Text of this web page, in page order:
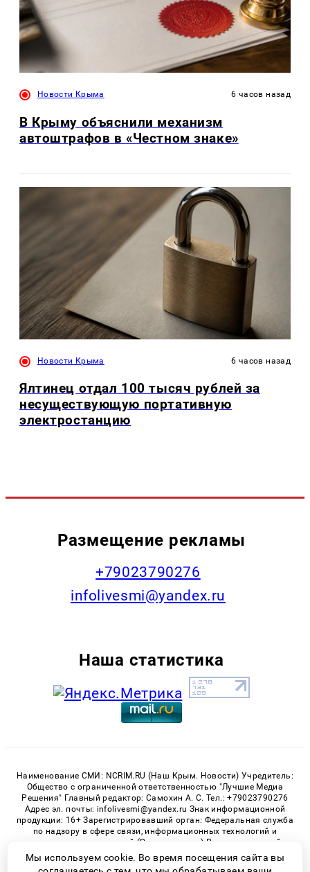
Новости Крыма 6 часов назад
В Крыму объяснили механизм
автоштрафов в «Честном знаке»
Новости Крыма 6 часов назад
Ялтинец отдал 100 тысяч рублей за
несуществующую портативную
электростанцию
Размещение рекламы
+79023790276
infolivesmi@yandex.ru
Наша статистика
Наименование СМИ: NCRIM.RU (Наш Крым. Новости) Учредитель:
Общество с ограниченной ответственностью "Лучшие Медиа
Решения" Главный редактор: Самохин А. С. Тел.: +79023790276
Адрес эл. почты: infolivesmi@yandex.ru Знак информационной
продукции: 16+ Зарегистрировавший орган: Федеральная служба
по надзору в сфере связи, информационных технологий и
массовых коммуникаций (Роскомнадзор) Регистрационный
номер СМИ ЭЛ № ФС 77 - 81150 от 02.06.2021
Мы используем cookie. Во время посещения сайта вы